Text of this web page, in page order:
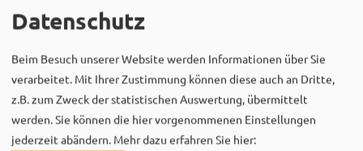
Datenschutz
Beim Besuch unserer Website werden Informationen über Sie
verarbeitet. Mit Ihrer Zustimmung können diese auch an Dritte,
z.B. zum Zweck der statistischen Auswertung, übermittelt
werden. Sie können die hier vorgenommenen Einstellungen
jederzeit abändern. Mehr dazu erfahren Sie hier: